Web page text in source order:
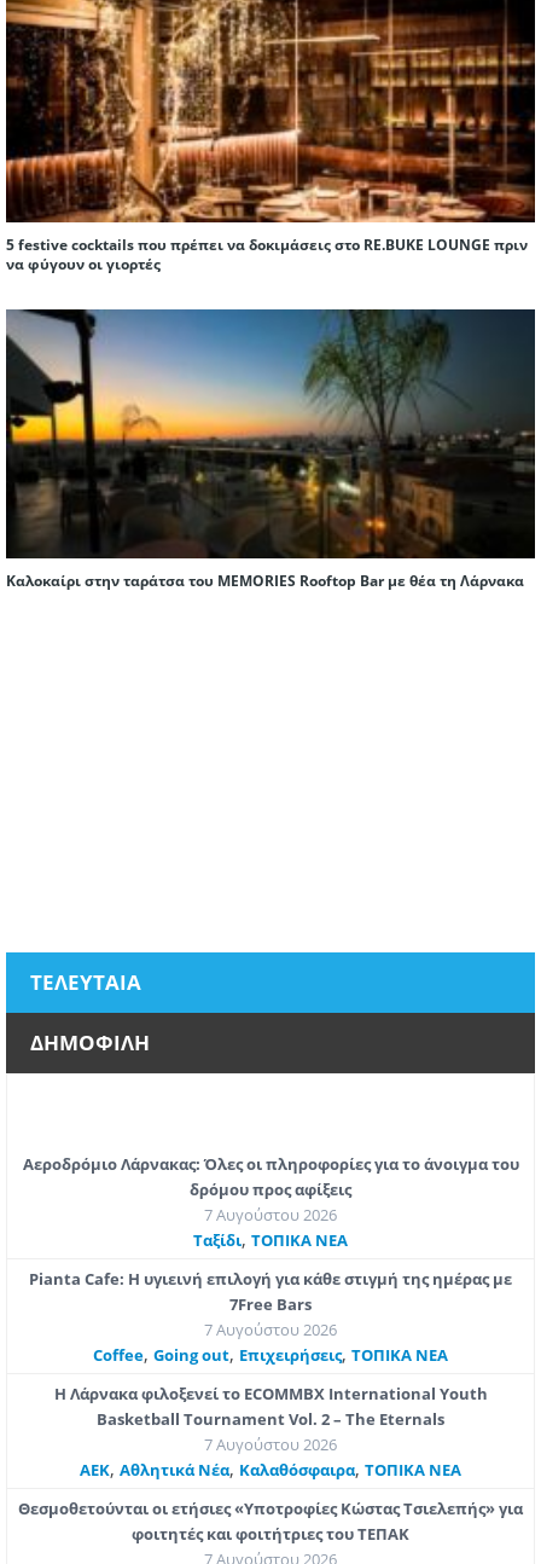
5 festive cocktails που πρέπει να δοκιμάσεις στο RE.BUKE LOUNGE πριν
να φύγουν οι γιορτές
Καλοκαίρι στην ταράτσα του MEMORIES Rooftop Bar με θέα τη Λάρνακα
ΤΕΛΕΥΤΑΙΑ
ΔΗΜΟΦΙΛΗ
Αεροδρόμιο Λάρνακας: Όλες οι πληροφορίες για το άνοιγμα του
δρόμου προς αφίξεις
7 Αυγούστου 2026
Ταξίδι, ΤΟΠΙΚΑ ΝΕΑ
Pianta Cafe: Η υγιεινή επιλογή για κάθε στιγμή της ημέρας με
7Free Bars
7 Αυγούστου 2026
Coffee, Going out, Επιχειρήσεις, ΤΟΠΙΚΑ ΝΕΑ
Η Λάρνακα φιλοξενεί το ECOMMBX International Youth
Basketball Tournament Vol. 2 – The Eternals
7 Αυγούστου 2026
ΑΕΚ, Αθλητικά Νέα, Καλαθόσφαιρα, ΤΟΠΙΚΑ ΝΕΑ
Θεσμοθετούνται οι ετήσιες «Υποτροφίες Κώστας Τσιελεπής» για
φοιτητές και φοιτήτριες του ΤΕΠΑΚ
7 Αυγούστου 2026